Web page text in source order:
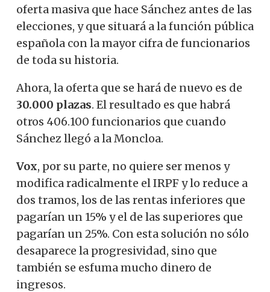
oferta masiva que hace Sánchez antes de las
elecciones, y que situará a la función pública
española con la mayor cifra de funcionarios
de toda su historia.
Ahora, la oferta que se hará de nuevo es de
30.000 plazas. El resultado es que habrá
otros 406.100 funcionarios que cuando
Sánchez llegó a la Moncloa.
Vox, por su parte, no quiere ser menos y
modifica radicalmente el IRPF y lo reduce a
dos tramos, los de las rentas inferiores que
pagarían un 15% y el de las superiores que
pagarían un 25%. Con esta solución no sólo
desaparece la progresividad, sino que
también se esfuma mucho dinero de
ingresos.